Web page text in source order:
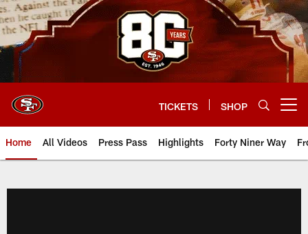
Skip
to
main
content
TICKETS SHOP
Home All Videos Press Pass Highlights Forty Niner Way